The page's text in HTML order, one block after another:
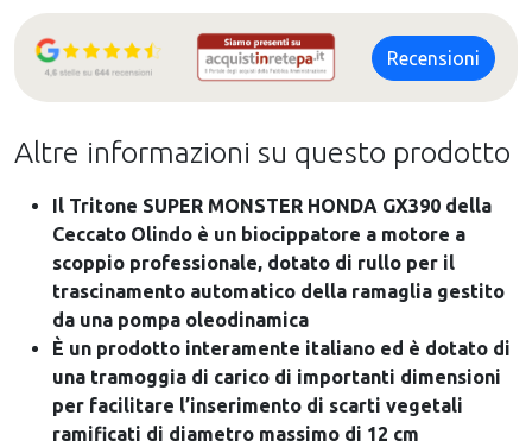
Recensioni
Altre informazioni su questo prodotto
Il Tritone SUPER MONSTER HONDA GX390 della
Ceccato Olindo è un biocippatore a motore a
scoppio professionale, dotato di rullo per il
trascinamento automatico della ramaglia gestito
da una pompa oleodinamica
È un prodotto interamente italiano ed è dotato di
una tramoggia di carico di importanti dimensioni
per facilitare l’inserimento di scarti vegetali
ramificati di diametro massimo di 12 cm